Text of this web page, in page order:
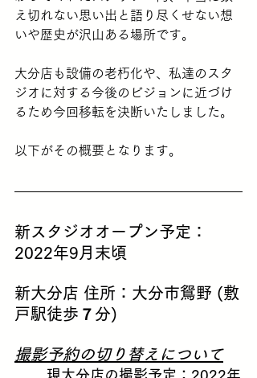
え切れない思い出と語り尽くせない想
いや歴史が沢山ある場所です。
大分店も設備の老朽化や、私達のスタ
ジオに対する今後のビジョンに近づけ
るため今回移転を決断いたしました。
以下がその概要となります。
新スタジオオープン予定：
2022年9月末頃
新大分店 住所：大分市鴛野 (敷
戸駅徒歩７分)
撮影予約の切り替えについて
現大分店の撮影予定：2022年